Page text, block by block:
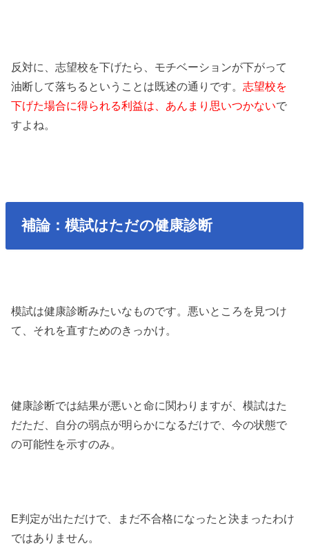
反対に、志望校を下げたら、モチベーションが下がって
油断して落ちるということは既述の通りです。志望校を
下げた場合に得られる利益は、あんまり思いつかないで
すよね。
補論：模試はただの健康診断
模試は健康診断みたいなものです。悪いところを見つけ
て、それを直すためのきっかけ。
健康診断では結果が悪いと命に関わりますが、模試はた
だただ、自分の弱点が明らかになるだけで、今の状態で
の可能性を示すのみ。
E判定が出ただけで、まだ不合格になったと決まったわけ
ではありません。